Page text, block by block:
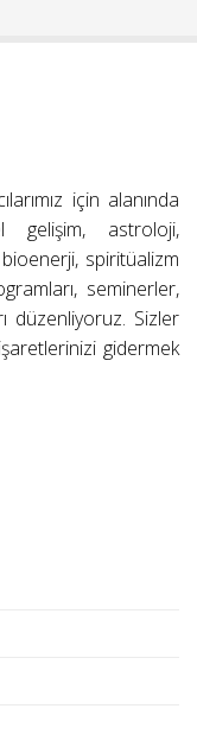
için alanında
gelişim, astroloji,
spiritüalizm
seminerler,
düzenliyoruz. Sizler
gidermek